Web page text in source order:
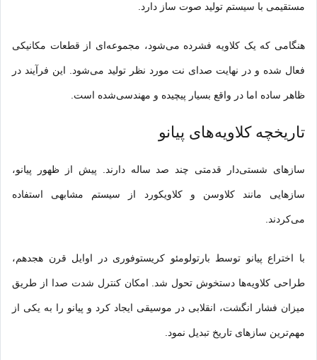
مستقیمی با سیستم تولید صوت ساز دارد.
هنگامی که یک کلاویه فشرده می‌شود، مجموعه‌ای از قطعات مکانیکی
فعال شده و در نهایت صدای نت مورد نظر تولید می‌شود. این فرآیند در
ظاهر ساده اما در واقع بسیار پیچیده و مهندسی‌شده است.
تاریخچه کلاویه‌های پیانو
سازهای شستی‌دار قدمتی چند صد ساله دارند. پیش از ظهور پیانو،
سازهایی مانند کلاوسن و کلاویکورد از سیستم مشابهی استفاده
می‌کردند.
با اختراع پیانو توسط بارتولومئو کریستوفوری در اوایل قرن هجدهم،
طراحی کلاویه‌ها دستخوش تحول شد. امکان کنترل شدت صدا از طریق
میزان فشار انگشت، انقلابی در موسیقی ایجاد کرد و پیانو را به یکی از
مهم‌ترین سازهای تاریخ تبدیل نمود.